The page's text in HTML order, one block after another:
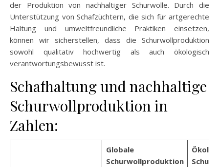
der Produktion von nachhaltiger Schurwolle. Durch die
Unterstützung von Schafzüchtern, die sich für artgerechte
Haltung und umweltfreundliche Praktiken einsetzen,
können wir sicherstellen, dass die Schurwollproduktion
sowohl qualitativ hochwertig als auch ökologisch
verantwortungsbewusst ist.
Schafhaltung und nachhaltige
Schurwollproduktion in
Zahlen:
Globale
Schurwollproduktion